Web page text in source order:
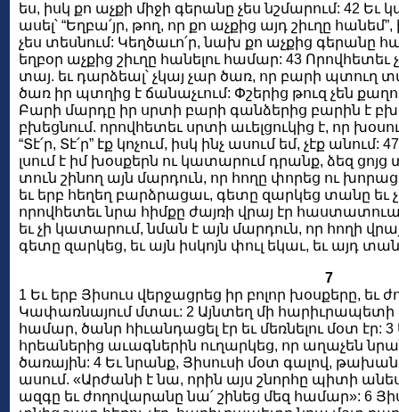
ես, իսկ քո աչքի միջի գերանը չես նշմարում: 42 Եւ
ասել՝ “Եղբա՛յր, թող, որ քո աչքից այդ շիւղը
չես տեսնում: Կեղծաւո՛ր, նախ քո աչքից գերանը
եղբօր աչքից շիւղը հանելու համար: 43
տայ. եւ դարձեալ՝ չկայ չար ծառ, որ բարի պտուղ
ծառ իր պտղից է ճանաչւում: Փշերից թուզ չեն
Բարի մարդը իր սրտի բարի գանձերից բարին է
բխեցնում. որովհետեւ սրտի աւելցուկից է, որ
“Տէ՛ր, Տէ՛ր” էք կոչում, իսկ ինչ ասում եմ, չէք
լսում է իմ խօսքերն ու կատարում դրանք, ձեզ
տուն շինող այն մարդուն, որ հողը փորեց ու
եւ երբ հեղեղ բարձրացաւ, գետը զարկեց տանը եւ
որովհետեւ նրա հիմքը ժայռի վրայ էր
եւ չի կատարում, նման է այն մարդուն, որ հողի
գետը զարկեց, եւ այն իսկոյն փուլ եկաւ, եւ այդ
7
1 Եւ երբ Յիսուս վերջացրեց իր բոլոր խօսքերը, եւ
Կափառնայում մտաւ: 2 Այնտեղ մի հարիւրապետի
համար, ծանր հիւանդացել էր եւ մեռնելու մօտ էր: 3
հրեաներից աւագներին ուղարկեց, որ աղաչեն
ծառային: 4 Եւ նրանք, Յիսուսի մօտ գալով,
ասում. «Արժանի է նա, որին այս շնորհը պիտի
ազգը եւ ժողովարանը նա՛ շինեց մեզ համար»: 6